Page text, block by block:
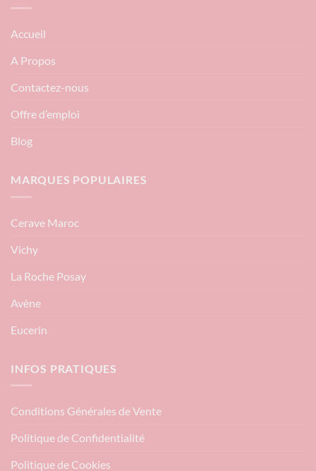
Accueil
A Propos
Contactez-nous
Offre d’emploi
Blog
MARQUES POPULAIRES
Cerave Maroc
Vichy
La Roche Posay
Avène
Eucerin
INFOS PRATIQUES
Conditions Générales de Vente
Politique de Confidentialité
Politique de Cookies